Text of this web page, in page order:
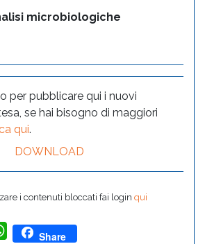
microbiologiche
per pubblicare qui i nuovi
se hai bisogno di maggiori
qui.
DOWNLOAD
i contenuti bloccati fai login qui
WhatsApp
Share